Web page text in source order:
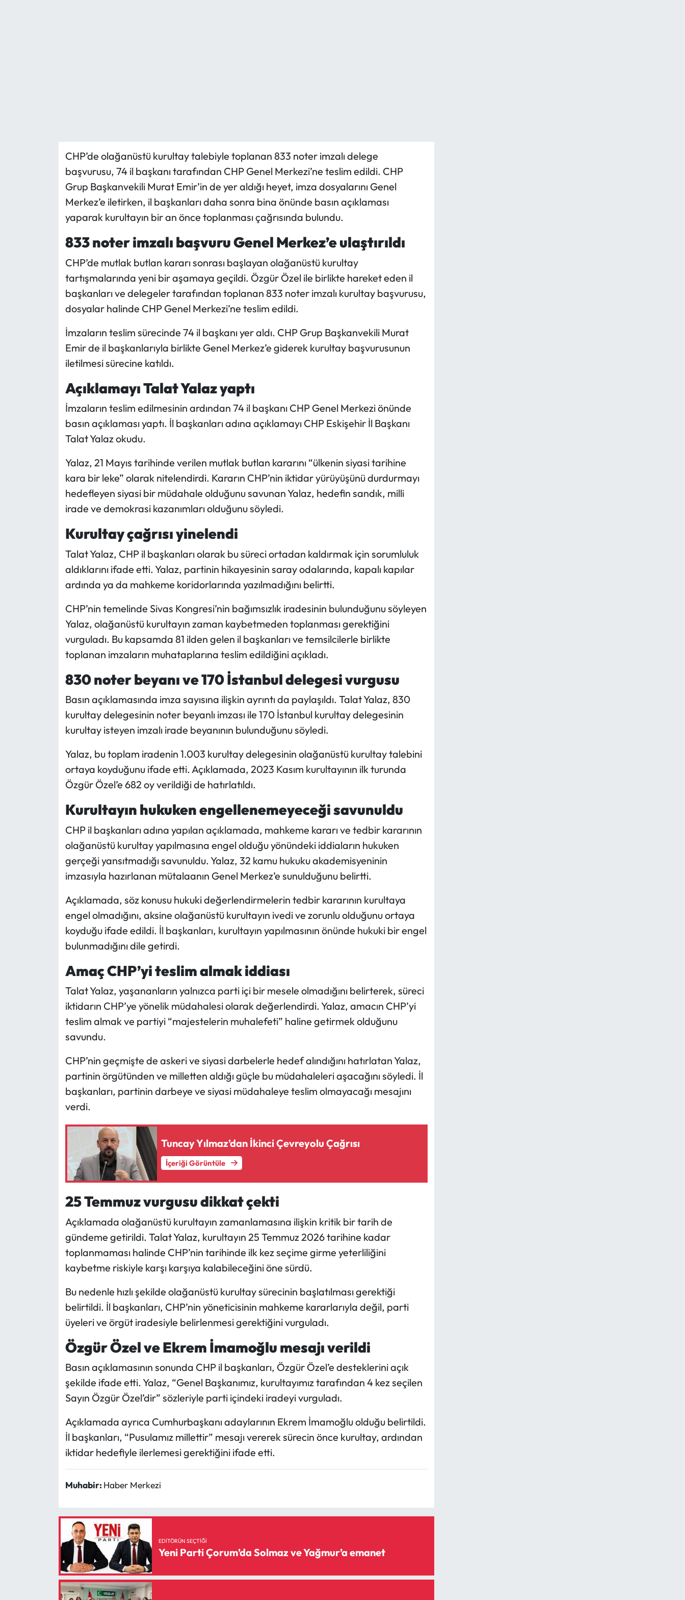
CHP’de olağanüstü kurultay talebiyle toplanan 833 noter imzalı delege
başvurusu, 74 il başkanı tarafından CHP Genel Merkezi’ne teslim edildi. CHP
Grup Başkanvekili Murat Emir’in de yer aldığı heyet, imza dosyalarını Genel
Merkez’e iletirken, il başkanları daha sonra bina önünde basın açıklaması
yaparak kurultayın bir an önce toplanması çağrısında bulundu.
833 noter imzalı başvuru Genel Merkez’e ulaştırıldı
CHP’de mutlak butlan kararı sonrası başlayan olağanüstü kurultay
tartışmalarında yeni bir aşamaya geçildi. Özgür Özel ile birlikte hareket eden il
başkanları ve delegeler tarafından toplanan 833 noter imzalı kurultay başvurusu,
dosyalar halinde CHP Genel Merkezi’ne teslim edildi.
İmzaların teslim sürecinde 74 il başkanı yer aldı. CHP Grup Başkanvekili Murat
Emir de il başkanlarıyla birlikte Genel Merkez’e giderek kurultay başvurusunun
iletilmesi sürecine katıldı.
Açıklamayı Talat Yalaz yaptı
İmzaların teslim edilmesinin ardından 74 il başkanı CHP Genel Merkezi önünde
basın açıklaması yaptı. İl başkanları adına açıklamayı CHP Eskişehir İl Başkanı
Talat Yalaz okudu.
Yalaz, 21 Mayıs tarihinde verilen mutlak butlan kararını “ülkenin siyasi tarihine
kara bir leke” olarak nitelendirdi. Kararın CHP’nin iktidar yürüyüşünü durdurmayı
hedefleyen siyasi bir müdahale olduğunu savunan Yalaz, hedefin sandık, milli
irade ve demokrasi kazanımları olduğunu söyledi.
Kurultay çağrısı yinelendi
Talat Yalaz, CHP il başkanları olarak bu süreci ortadan kaldırmak için sorumluluk
aldıklarını ifade etti. Yalaz, partinin hikayesinin saray odalarında, kapalı kapılar
ardında ya da mahkeme koridorlarında yazılmadığını belirtti.
CHP’nin temelinde Sivas Kongresi’nin bağımsızlık iradesinin bulunduğunu söyleyen
Yalaz, olağanüstü kurultayın zaman kaybetmeden toplanması gerektiğini
vurguladı. Bu kapsamda 81 ilden gelen il başkanları ve temsilcilerle birlikte
toplanan imzaların muhataplarına teslim edildiğini açıkladı.
830 noter beyanı ve 170 İstanbul delegesi vurgusu
Basın açıklamasında imza sayısına ilişkin ayrıntı da paylaşıldı. Talat Yalaz, 830
kurultay delegesinin noter beyanlı imzası ile 170 İstanbul kurultay delegesinin
kurultay isteyen imzalı irade beyanının bulunduğunu söyledi.
Yalaz, bu toplam iradenin 1.003 kurultay delegesinin olağanüstü kurultay talebini
ortaya koyduğunu ifade etti. Açıklamada, 2023 Kasım kurultayının ilk turunda
Özgür Özel’e 682 oy verildiği de hatırlatıldı.
Kurultayın hukuken engellenemeyeceği savunuldu
CHP il başkanları adına yapılan açıklamada, mahkeme kararı ve tedbir kararının
olağanüstü kurultay yapılmasına engel olduğu yönündeki iddiaların hukuken
gerçeği yansıtmadığı savunuldu. Yalaz, 32 kamu hukuku akademisyeninin
imzasıyla hazırlanan mütalaanın Genel Merkez’e sunulduğunu belirtti.
Açıklamada, söz konusu hukuki değerlendirmelerin tedbir kararının kurultaya
engel olmadığını, aksine olağanüstü kurultayın ivedi ve zorunlu olduğunu ortaya
koyduğu ifade edildi. İl başkanları, kurultayın yapılmasının önünde hukuki bir engel
bulunmadığını dile getirdi.
Amaç CHP’yi teslim almak iddiası
Talat Yalaz, yaşananların yalnızca parti içi bir mesele olmadığını belirterek, süreci
iktidarın CHP’ye yönelik müdahalesi olarak değerlendirdi. Yalaz, amacın CHP’yi
teslim almak ve partiyi “majestelerin muhalefeti” haline getirmek olduğunu
savundu.
CHP’nin geçmişte de askeri ve siyasi darbelerle hedef alındığını hatırlatan Yalaz,
partinin örgütünden ve milletten aldığı güçle bu müdahaleleri aşacağını söyledi. İl
başkanları, partinin darbeye ve siyasi müdahaleye teslim olmayacağı mesajını
verdi.
Tuncay Yılmaz’dan İkinci Çevreyolu Çağrısı
İçeriği Görüntüle
25 Temmuz vurgusu dikkat çekti
Açıklamada olağanüstü kurultayın zamanlamasına ilişkin kritik bir tarih de
gündeme getirildi. Talat Yalaz, kurultayın 25 Temmuz 2026 tarihine kadar
toplanmaması halinde CHP’nin tarihinde ilk kez seçime girme yeterliliğini
kaybetme riskiyle karşı karşıya kalabileceğini öne sürdü.
Bu nedenle hızlı şekilde olağanüstü kurultay sürecinin başlatılması gerektiği
belirtildi. İl başkanları, CHP’nin yöneticisinin mahkeme kararlarıyla değil, parti
üyeleri ve örgüt iradesiyle belirlenmesi gerektiğini vurguladı.
Özgür Özel ve Ekrem İmamoğlu mesajı verildi
Basın açıklamasının sonunda CHP il başkanları, Özgür Özel’e desteklerini açık
şekilde ifade etti. Yalaz, “Genel Başkanımız, kurultayımız tarafından 4 kez seçilen
Sayın Özgür Özel’dir” sözleriyle parti içindeki iradeyi vurguladı.
Açıklamada ayrıca Cumhurbaşkanı adaylarının Ekrem İmamoğlu olduğu belirtildi.
İl başkanları, “Pusulamız millettir” mesajı vererek sürecin önce kurultay, ardından
iktidar hedefiyle ilerlemesi gerektiğini ifade etti.
Muhabir: Haber Merkezi
EDITÖRÜN SEÇTIĞI
Yeni Parti Çorum’da Solmaz ve Yağmur’a emanet
Kültür Sanat
Laçin Haberleri
Oğuzlar Haberleri
Ortaköy Haberleri
Osmancık Haberleri
Resmi İlan
Resmi Reklam
Sungurlu Haberleri
Uğurludağ Haberleri
Yemek Tarifleri